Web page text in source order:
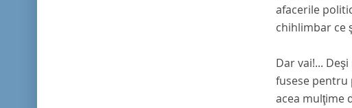
afacerile
chihlimbar ce
Dar vai!...
fusese pentru
acea mulţime